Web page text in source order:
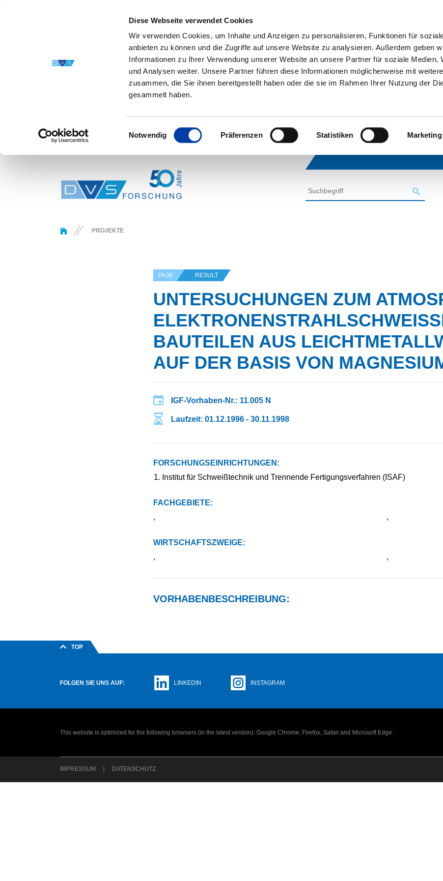
Diese Webseite verwendet Cookies
Wir verwenden Cookies, um Inhalte und Anzeigen zu personalisieren, Funktionen für
anbieten zu können und die Zugriffe auf unsere Website zu analysieren. Außerdem geben
Informationen zu Ihrer Verwendung unserer Website an unsere Partner für soziale Medien,
und Analysen weiter. Unsere Partner führen diese Informationen möglicherweise mit
zusammen, die Sie ihnen bereitgestellt haben oder die sie im Rahmen Ihrer Nutzung der
gesammelt haben.
Einwilligungsauswahl
Notwendig Präferenzen Statistiken Marketing
SUCHEN
You are here:PROJEKTE
FA 06 RESULT
UNTERSUCHUNGEN ZUM
AUTEILEN AUS
UF DER BASIS VON MAGNESIUM
IGF-Vorhaben-Nr.: 11.005 N
Laufzeit: 01.12.1996 - 30.11.1998
FORSCHUNGSEINRICHTUNGEN:
Institut für Schweißtechnik und Trennende Fertigungsverfahren (ISAF)
FACHGEBIETE:
,
,
WIRTSCHAFTSZWEIGE:
,
,
VORHABENBESCHREIBUNG:
TOP
FOLGEN SIE UNS AUF: LINKEDIN
INSTAGRAM
This website is optimized for the following browsers (in the latest version): Google Chrome, Firefox, Safari and Microsoft Edge.
IMPRESSUM DATENSCHUTZ